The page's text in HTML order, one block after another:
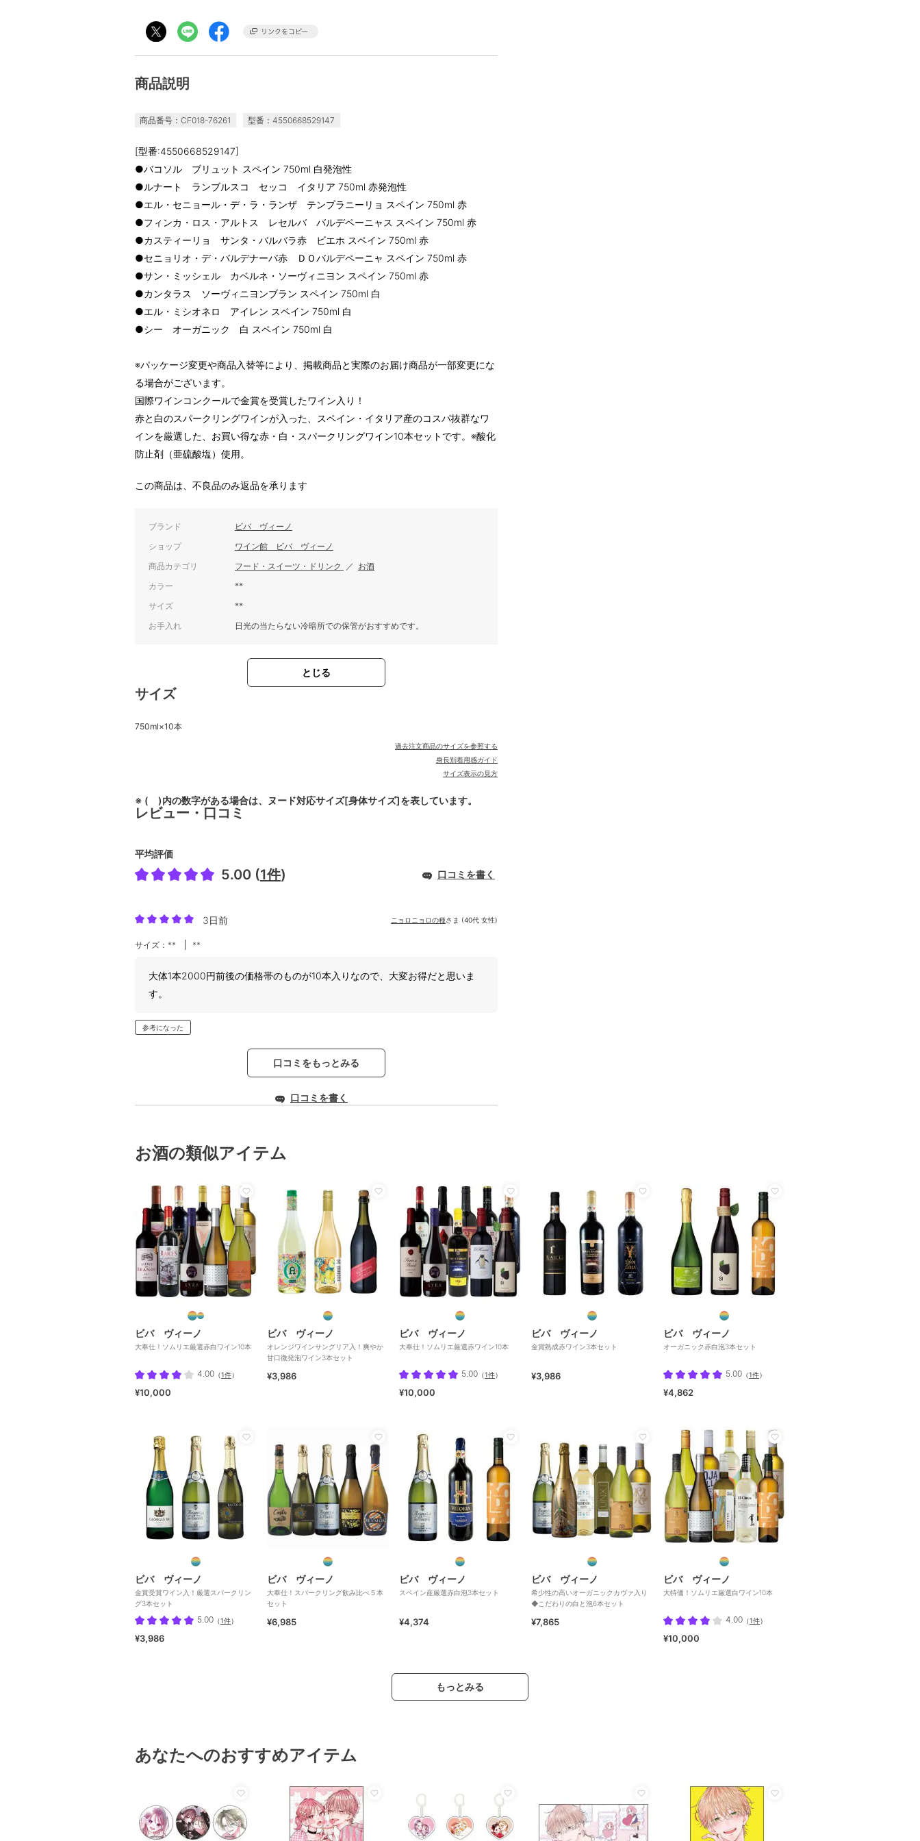
商品説明
商品番号：CF018-76261 型番：4550668529147
[型番:4550668529147]
●バコソル ブリュット スペイン 750ml 白発泡性
●ルナート ランブルスコ セッコ イタリア 750ml 赤発泡性
●エル・セニョール・デ・ラ・ランザ テンプラニーリョ スペイン 750ml 赤
●フィンカ・ロス・アルトス レセルバ バルデペーニャス スペイン 750ml 赤
●カスティーリョ サンタ・バルバラ赤 ビエホ スペイン 750ml 赤
●セニョリオ・デ・バルデナーバ赤 ＤＯバルデペーニャ スペイン 750ml 赤
●サン・ミッシェル カベルネ・ソーヴィニヨン スペイン 750ml 赤
●カンタラス ソーヴィニヨンブラン スペイン 750ml 白
●エル・ミシオネロ アイレン スペイン 750ml 白
●シー オーガニック 白 スペイン 750ml 白
※パッケージ変更や商品入替等により、掲載商品と実際のお届け商品が一部変更にな
る場合がございます。
国際ワインコンクールで金賞を受賞したワイン入り！
赤と白のスパークリングワインが入った、スペイン・イタリア産のコスパ抜群なワ
インを厳選した、お買い得な赤・白・スパークリングワイン10本セットです。※酸化
防止剤（亜硫酸塩）使用。
この商品は、不良品のみ返品を承ります
ブランド ビバ ヴィーノ
ショップ ワイン館 ビバ ヴィーノ
商品カテゴリ フード・スイーツ・ドリンク ／ お酒
カラー **
サイズ **
お手入れ 日光の当たらない冷暗所での保管がおすすめです。
とじる
サイズ
750ml×10本
過去注文商品のサイズを参照する
身長別着用感ガイド
サイズ表示の見方
※ ( )内の数字がある場合は、ヌード対応サイズ[身体サイズ]を表しています。
レビュー・口コミ
平均評価
5.00 (1件) 口コミを書く
3日前 ニョロニョロの種さま (40代 女性)
サイズ：** **
大体1本2000円前後の価格帯のものが10本入りなので、大変お得だと思いま
す。
参考になった
口コミをもっとみる
口コミを書く
お酒の類似アイテム
ビバ ヴィーノ
大奉仕！ソムリエ厳選赤白ワイン10本
4.00 （1件）
¥10,000
ビバ ヴィーノ
オレンジワインサングリア入！爽やか
甘口微発泡ワイン3本セット
¥3,986
ビバ ヴィーノ
大奉仕！ソムリエ厳選赤ワイン10本
5.00 （1件）
¥10,000
ビバ ヴィーノ
金賞熟成赤ワイン3本セット
¥3,986
ビバ ヴィーノ
オーガニック赤白泡3本セット
5.00 （1件）
¥4,862
ビバ ヴィーノ
金賞受賞ワイン入！厳選スパークリン
グ3本セット
5.00 （1件）
¥3,986
ビバ ヴィーノ
大奉仕！スパークリング飲み比べ５本
セット
¥6,985
ビバ ヴィーノ
スペイン産厳選赤白泡3本セット
¥4,374
ビバ ヴィーノ
希少性の高いオーガニックカヴァ入り
◆こだわりの白と泡6本セット
¥7,865
ビバ ヴィーノ
大特価！ソムリエ厳選白ワイン10本
4.00 （1件）
¥10,000
もっとみる
あなたへのおすすめアイテム